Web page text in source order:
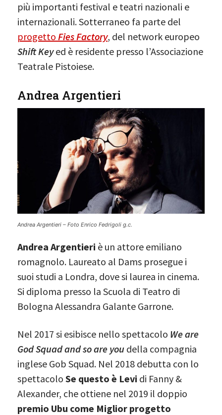
più importanti festival e teatri nazionali e
internazionali. Sotterraneo fa parte del
progetto Fies Factory, del network europeo
Shift Keyed è residente presso l’Associazione
Teatrale Pistoiese.
Andrea Argentieri
Andrea Argentieri – Foto Enrico Fedrigoli g.c.
Andrea Argentieri è un attore emiliano
romagnolo. Laureato al Dams prosegue i
suoi studi a Londra, dove si laurea in cinema.
Si diploma presso la Scuola di Teatro di
Bologna Alessandra Galante Garrone.
Nel 2017 si esibisce nello spettacolo We are
God Squad and so are you della compagnia
inglese Gob Squad. Nel 2018 debutta con lo
spettacolo Se questo è Levi di Fanny &
Alexander, che ottiene nel 2019 il doppio
premio Ubu come Miglior progetto